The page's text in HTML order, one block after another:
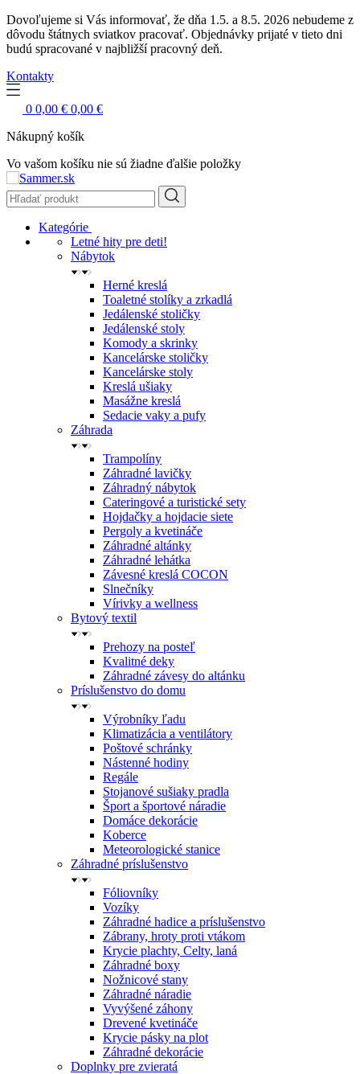
Dovoľujeme si Vás informovať, že dňa 1.5. a 8.5. 2026 nebudeme z
dôvodu štátnych sviatkov pracovať. Objednávky prijaté v tieto dni
budú spracované v najbližší pracovný deň.
Kontakty
0 0,00 € 0,00 €
Nákupný košík
Vo vašom košíku nie sú žiadne ďalšie položky
Kategórie
Letné hity pre deti!
Nábytok
Herné kreslá
Toaletné stolíky a zrkadlá
Jedálenské stoličky
Jedálenské stoly
Komody a skrinky
Kancelárske stoličky
Kancelárske stoly
Kreslá ušiaky
Masážne kreslá
Sedacie vaky a pufy
Záhrada
Trampolíny
Záhradné lavičky
Záhradný nábytok
Cateringové a turistické sety
Hojdačky a hojdacie siete
Pergoly a kvetináče
Záhradné altánky
Záhradné lehátka
Závesné kreslá COCON
Slnečníky
Vírivky a wellness
Bytový textil
Prehozy na posteľ
Kvalitné deky
Záhradné závesy do altánku
Príslušenstvo do domu
Výrobníky ľadu
Klimatizácia a ventilátory
Poštové schránky
Nástenné hodiny
Regále
Stojanové sušiaky pradla
Šport a športové náradie
Domáce dekorácie
Koberce
Meteorologické stanice
Záhradné príslušenstvo
Fóliovníky
Vozíky
Záhradné hadice a príslušenstvo
Zábrany, hroty proti vtákom
Krycie plachty, Celty, laná
Záhradné boxy
Nožnicové stany
Záhradné náradie
Vyvýšené záhony
Drevené kvetináče
Krycie pásky na plot
Záhradné dekorácie
Doplnky pre zvieratá